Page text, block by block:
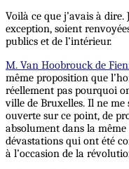
Voilà ce que j’avais à dire.
exception, soient
publics et de l’intérieur.
M. Van Hoobrouck de
même proposition que
réellement pas pourquoi
ville de Bruxelles. Il ne
ouverte sur ce point, de
absolument dans la
dévastations qui ont été
à l’occasion de la